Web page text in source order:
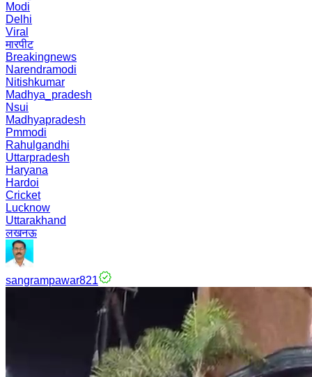
Modi
Delhi
Viral
मारपीट
Breakingnews
Narendramodi
Nitishkumar
Madhya_pradesh
Nsui
Madhyapradesh
Pmmodi
Rahulgandhi
Uttarpradesh
Haryana
Hardoi
Cricket
Lucknow
Uttarakhand
लखनऊ
sangrampawar821